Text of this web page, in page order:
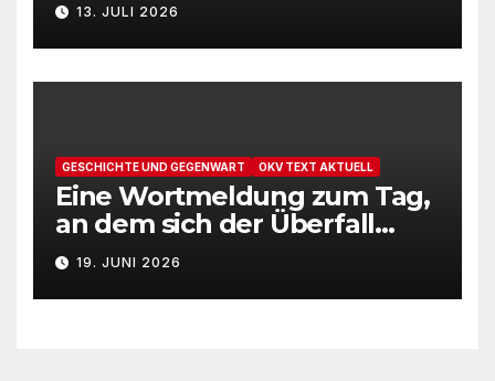
13. JULI 2026
GESCHICHTE UND GEGENWART OKV TEXT AKTUELL
Eine Wortmeldung zum Tag,
an dem sich der Überfall
Deutschlands auf die UdSSR
1941 zum 85. Male jährt
19. JUNI 2026